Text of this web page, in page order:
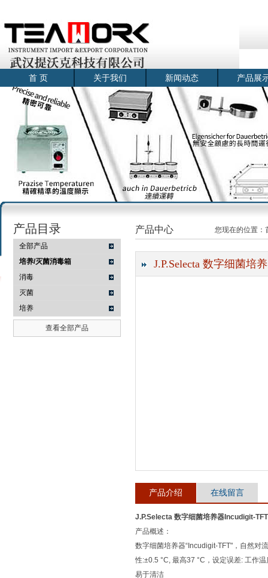
武汉提沃克科技有限公司
首 页 关于我们 新闻动态 产品展
产品目录
全部产品
培养/灭菌消毒箱
消毒
灭菌
培养
查看全部产品
产品中心 您现在的位置：
J.P.Selecta 数字细菌培
产品介绍 在线留言
J.P.Selecta 数字细菌培养器Incudigit-TFT
产品概述：
数字细菌培养器“Incudigit-TFT"，自然对
性:±0.5 °C, 最高37 °C，设定误差: 工作
易于清洁